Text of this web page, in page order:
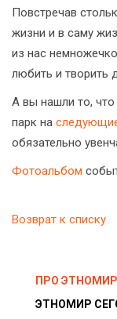
Повстречав
жизни и в саму
из нас
любить и творить
А вы нашли то, что
парк на
обязательно
Фотоальбом
Возврат к списку
ПРО ЭТНОМИР
ЭТНОМИР